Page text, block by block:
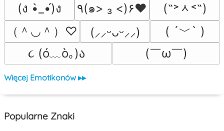
(ง •̀_•́)ง
٩(๑> ₃ <)۶♥
(˶˃ᆺ˂˶)
（＾◡＾）♡
(⸝⸝ᵕᴗᵕ⸝⸝)
( ´﹀` )
૮ (ó﹏ò｡)ა
(￣ω￣﻿)
Więcej Emotikonów ▸▸
Popularne Znaki